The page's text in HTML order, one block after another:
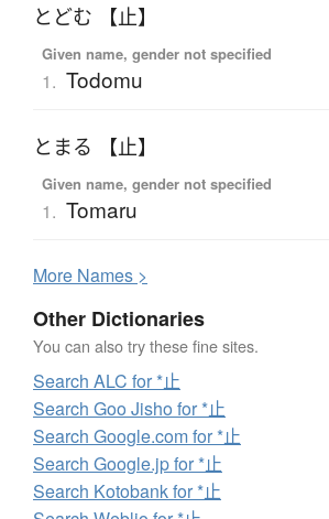
とどむ 【止】
Given name, gender not specified
1. Todomu
とまる 【止】
Given name, gender not specified
1. Tomaru
More Names >
Other Dictionaries
You can also try these fine sites.
Search ALC for *止
Search Goo Jisho for *止
Search Google.com for *止
Search Google.jp for *止
Search Kotobank for *止